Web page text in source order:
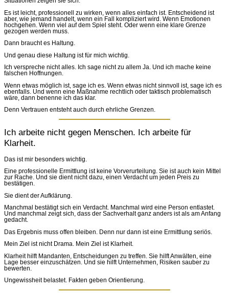
Es ist leicht, professionell zu wirken, wenn alles einfach ist. Entscheidend ist
aber, wie jemand handelt, wenn ein Fall kompliziert wird. Wenn Emotionen
hochgehen. Wenn viel auf dem Spiel steht. Oder wenn eine klare Grenze
gezogen werden muss.
Dann braucht es Haltung.
Und genau diese Haltung ist für mich wichtig.
Ich verspreche nicht alles. Ich sage nicht zu allem Ja. Und ich mache keine
falschen Hoffnungen.
Wenn etwas möglich ist, sage ich es. Wenn etwas nicht sinnvoll ist, sage ich es
ebenfalls. Und wenn eine Maßnahme rechtlich oder taktisch problematisch
wäre, dann benenne ich das klar.
Denn Vertrauen entsteht auch durch ehrliche Grenzen.
Ich arbeite nicht gegen Menschen. Ich arbeite für
Klarheit.
Das ist mir besonders wichtig.
Eine professionelle Ermittlung ist keine Vorverurteilung. Sie ist auch kein Mittel
zur Rache. Und sie dient nicht dazu, einen Verdacht um jeden Preis zu
bestätigen.
Sie dient der Aufklärung.
Manchmal bestätigt sich ein Verdacht. Manchmal wird eine Person entlastet.
Und manchmal zeigt sich, dass der Sachverhalt ganz anders ist als am Anfang
gedacht.
Das Ergebnis muss offen bleiben. Denn nur dann ist eine Ermittlung seriös.
Mein Ziel ist nicht Drama. Mein Ziel ist Klarheit.
Klarheit hilft Mandanten, Entscheidungen zu treffen. Sie hilft Anwälten, eine
Lage besser einzuschätzen. Und sie hilft Unternehmen, Risiken sauber zu
bewerten.
Ungewissheit belastet. Fakten geben Orientierung.